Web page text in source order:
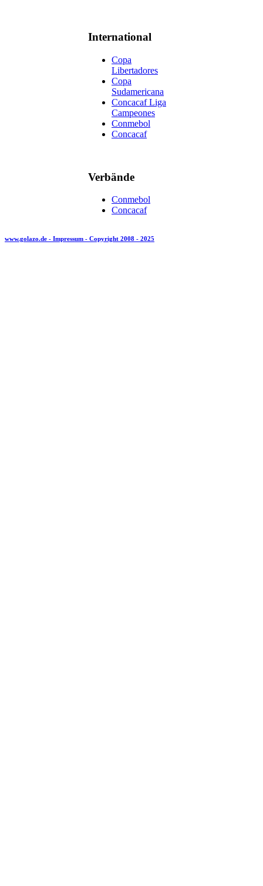
International
Copa
Libertadores
Copa
Sudamericana
Concacaf Liga
Campeones
Conmebol
Concacaf
Verbände
Conmebol
Concacaf
www.golazo.de - Impressum - Copyright 2008 - 2025